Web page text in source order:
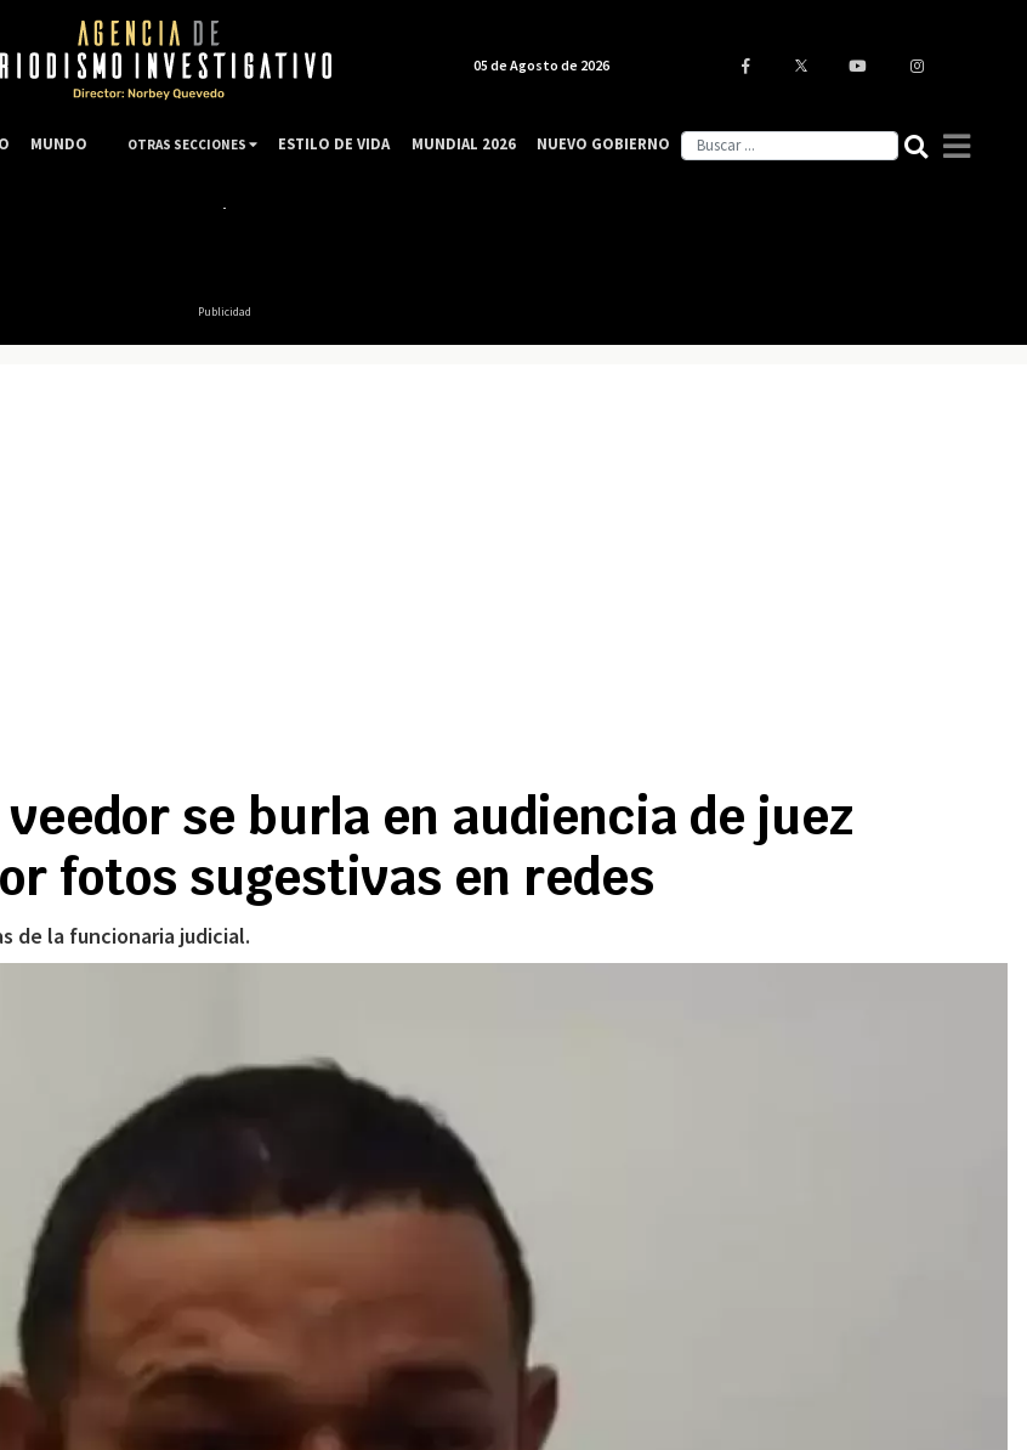
Publicidad
se burla en audiencia de juez
fotos sugestivas en redes
de la funcionaria judicial.
05 de Agosto de 2026
MUNDO OTRAS SECCIONES ESTILO DE VIDA MUNDIAL 2026 NUEVO GOBIERNO